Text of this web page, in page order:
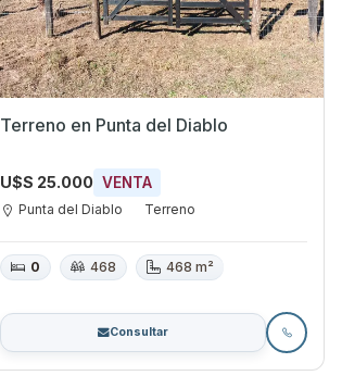
Terreno en Punta del Diablo
U$S 25.000 VENTA
Punta del Diablo Terreno
0 468 468 m²
Consultar